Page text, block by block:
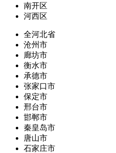
南开区
河西区
全河北省
沧州市
廊坊市
衡水市
承德市
张家口市
保定市
邢台市
邯郸市
秦皇岛市
唐山市
石家庄市